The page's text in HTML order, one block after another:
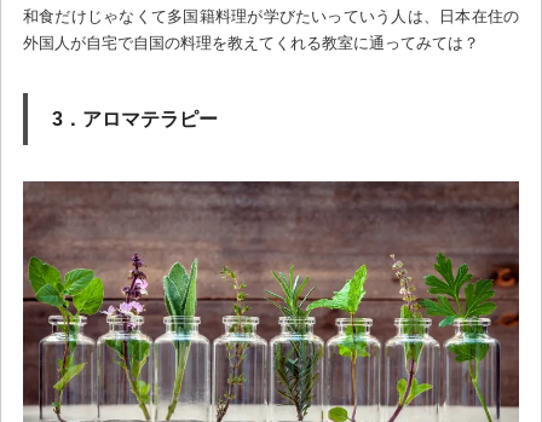
和食だけじゃなくて多国籍料理が学びたいっていう人は、日本在住の
外国人が自宅で自国の料理を教えてくれる教室に通ってみては？
3．アロマテラピー